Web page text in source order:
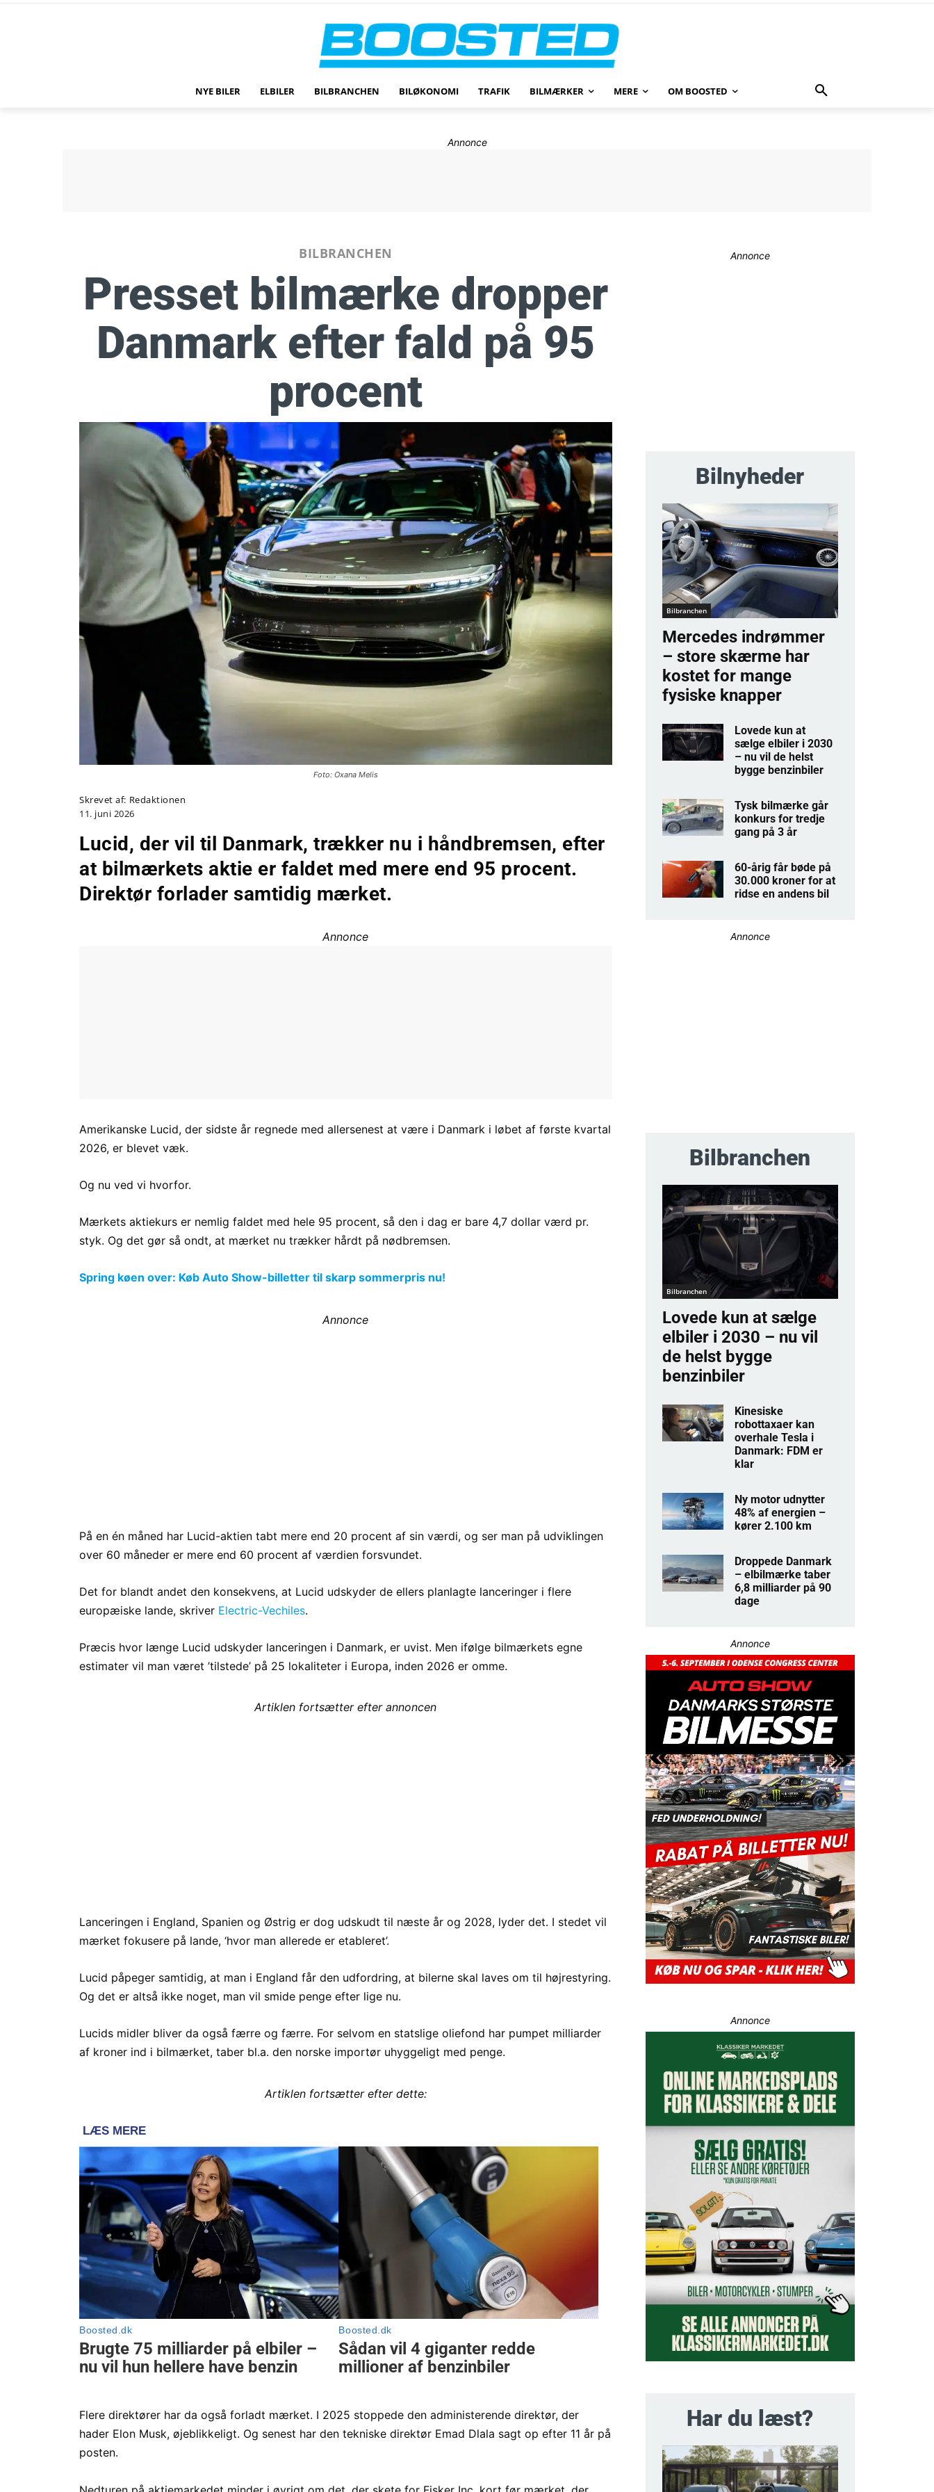
NYE BILER ELBILER BILBRANCHEN BILØKONOMI TRAFIK BILMÆRKER MERE OM BOOSTED
Annonce
BILBRANCHEN
Presset bilmærke dropper
Danmark efter fald på 95
procent
Foto: Oxana Melis
Skrevet af: Redaktionen
11. juni 2026
Lucid, der vil til Danmark, trækker nu i håndbremsen, efter
at bilmærkets aktie er faldet med mere end 95 procent.
Direktør forlader samtidig mærket.
Annonce
Amerikanske Lucid, der sidste år regnede med allersenest at være i Danmark i løbet af første kvartal
2026, er blevet væk.
Og nu ved vi hvorfor.
Mærkets aktiekurs er nemlig faldet med hele 95 procent, så den i dag er bare 4,7 dollar værd pr.
styk. Og det gør så ondt, at mærket nu trækker hårdt på nødbremsen.
Spring køen over: Køb Auto Show-billetter til skarp sommerpris nu!
Annonce
På en én måned har Lucid-aktien tabt mere end 20 procent af sin værdi, og ser man på udviklingen
over 60 måneder er mere end 60 procent af værdien forsvundet.
Det for blandt andet den konsekvens, at Lucid udskyder de ellers planlagte lanceringer i flere
europæiske lande, skriver Electric-Vechiles.
Præcis hvor længe Lucid udskyder lanceringen i Danmark, er uvist. Men ifølge bilmærkets egne
estimater vil man været ’tilstede’ på 25 lokaliteter i Europa, inden 2026 er omme.
Artiklen fortsætter efter annoncen
Lanceringen i England, Spanien og Østrig er dog udskudt til næste år og 2028, lyder det. I stedet vil
mærket fokusere på lande, ‘hvor man allerede er etableret’.
Lucid påpeger samtidig, at man i England får den udfordring, at bilerne skal laves om til højrestyring.
Og det er altså ikke noget, man vil smide penge efter lige nu.
Lucids midler bliver da også færre og færre. For selvom en statslige oliefond har pumpet milliarder
af kroner ind i bilmærket, taber bl.a. den norske importør uhyggeligt med penge.
Artiklen fortsætter efter dette:
Flere direktører har da også forladt mærket. I 2025 stoppede den administerende direktør, der
hader Elon Musk, øjeblikkeligt. Og senest har den tekniske direktør Emad Dlala sagt op efter 11 år på
posten.
Annonce
Bilnyheder
Bilbranchen
Mercedes indrømmer
– store skærme har
kostet for mange
fysiske knapper
Lovede kun at
sælge elbiler i 2030
– nu vil de helst
bygge benzinbiler
Tysk bilmærke går
konkurs for tredje
gang på 3 år
60-årig får bøde på
30.000 kroner for at
ridse en andens bil
Annonce
Bilbranchen
Bilbranchen
Lovede kun at sælge
elbiler i 2030 – nu vil
de helst bygge
benzinbiler
Kinesiske
robottaxaer kan
overhale Tesla i
Danmark: FDM er
klar
Ny motor udnytter
48% af energien –
kører 2.100 km
Droppede Danmark
– elbilmærke taber
6,8 milliarder på 90
dage
Annonce
Annonce
Har du læst?